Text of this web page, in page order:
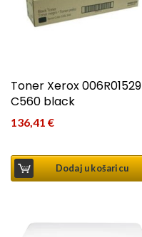
Toner Xerox 006R01529
C560 black
136,41 €
Dodaj u košaricu